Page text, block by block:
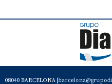
08040 BARCELONA |